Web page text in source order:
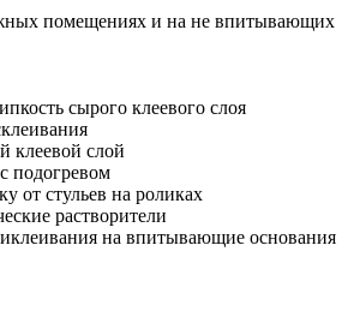
помещениях и на не впитывающих
сырого клеевого слоя
клеевой слой
подогревом
от стульев на роликах
растворители
на впитывающие основания